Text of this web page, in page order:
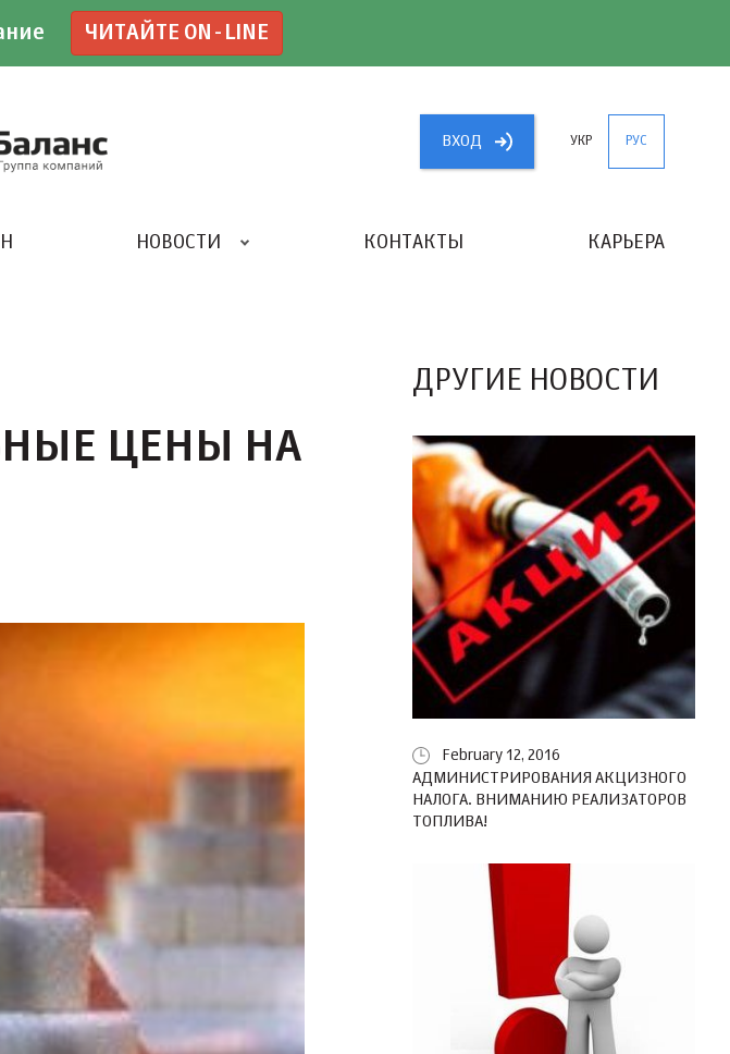
ЧИТАЙТЕ ON-LINE
ВХОД УКР РУС
НОВОСТИ КОНТАКТЫ КАРЬЕРА
ЦЕНЫ НА
ДРУГИЕ НОВОСТИ
February 12, 2016
АДМИНИСТРИРОВАНИЯ АКЦИЗНОГО
НАЛОГА. ВНИМАНИЮ РЕАЛИЗАТОРОВ
ТОПЛИВА!